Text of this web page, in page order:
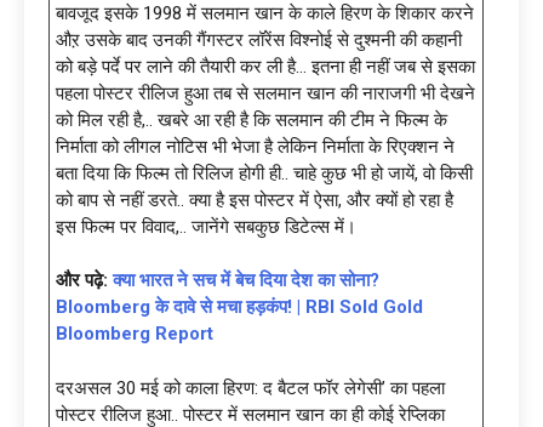
बावजूद इसके 1998 में सलमान खान के काले हिरण के शिकार करने
औऱ उसके बाद उनकी गैंगस्टर लॉरेंस विश्नोई से दुश्मनी की कहानी
को बड़े पर्दे पर लाने की तैयारी कर ली है… इतना ही नहीं जब से इसका
पहला पोस्टर रीलिज हुआ तब से सलमान खान की नाराजगी भी देखने
को मिल रही है,.. खबरे आ रही है कि सलमान की टीम ने फिल्म के
निर्माता को लीगल नोटिस भी भेजा है लेकिन निर्माता के रिएक्शन ने
बता दिया कि फिल्म तो रिलिज होगी ही.. चाहे कुछ भी हो जायें, वो किसी
को बाप से नहीं डरते.. क्या है इस पोस्टर में ऐसा, और क्यों हो रहा है
इस फिल्म पर विवाद,.. जानेंगे सबकुछ डिटेल्स में।
और पढ़े:क्या भारत ने सच में बेच दिया देश का सोना?
Bloomberg के दावे से मचा हड़कंप! | RBI Sold Gold
Bloomberg Report
दरअसल 30 मई को काला हिरण: द बैटल फॉर लेगेसी’ का पहला
पोस्टर रीलिज हुआ.. पोस्टर में सलमान खान का ही कोई रेप्लिका